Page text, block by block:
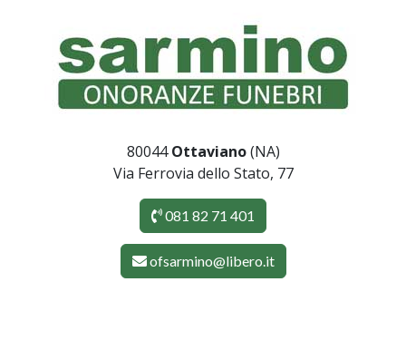
80044Ottaviano(NA)
Via Ferrovia dello Stato, 77
081 82 71 401
ofsarmino@libero.it